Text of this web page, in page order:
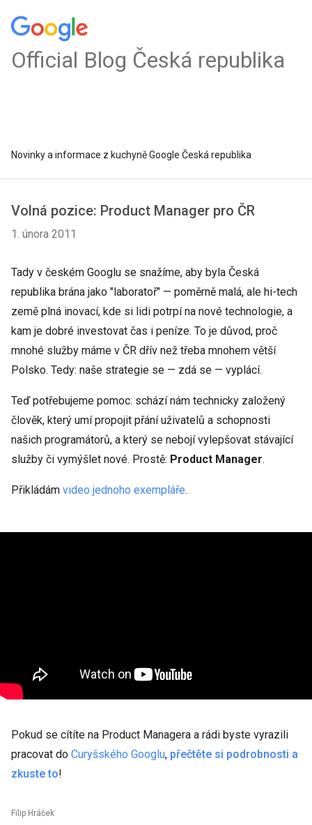
Official Blog Česká republika
Novinky a informace z kuchyně Google Česká republika
Volná pozice: Product Manager pro ČR
1. února 2011
Tady v českém Googlu se snažíme, aby byla Česká
republika brána jako "laboratoř" — poměrně malá, ale hi-tech
země plná inovací, kde si lidi potrpí na nové technologie, a
kam je dobré investovat čas i peníze. To je důvod, proč
mnohé služby máme v ČR dřív než třeba mnohem větší
Polsko. Tedy: naše strategie se — zdá se — vyplácí.
Teď potřebujeme pomoc: schází nám technicky založený
člověk, který umí propojit přání uživatelů a schopnosti
našich programátorů, a který se nebojí vylepšovat stávající
služby či vymýšlet nové. Prostě: Product Manager.
Přikládám video jednoho exempláře.
Pokud se cítíte na Product Managera a rádi byste vyrazili
pracovat do Curyšského Googlu, přečtěte si podrobnosti a
zkuste to!
Filip Hráček